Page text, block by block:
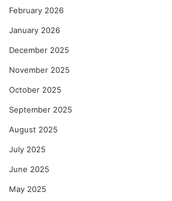
February 2026
January 2026
December 2025
November 2025
October 2025
September 2025
August 2025
July 2025
June 2025
May 2025